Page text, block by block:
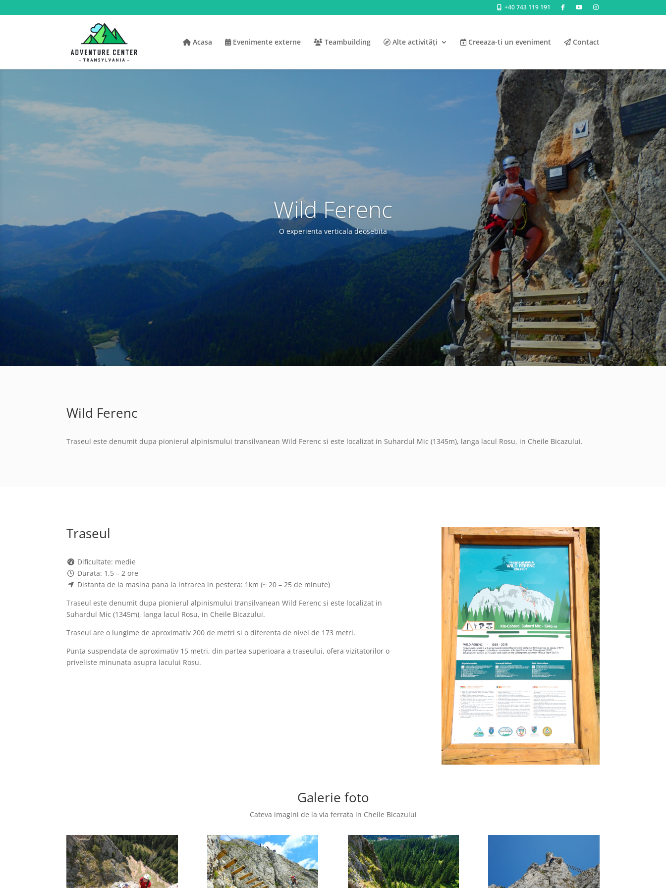
+40 743 119 191
Acasa Evenimente externe Teambuilding Alte activități Creeaza-ti un eveniment Contact
Wild Ferenc
O experienta verticala deosebita
Wild Ferenc
Traseul este denumit dupa pionierul alpinismului transilvanean Wild Ferenc si este localizat in Suhardul Mic (1345m), langa lacul Rosu, in Cheile Bicazului.
Traseul
Dificultate: medie
Durata: 1,5 – 2 ore
Distanta de la masina pana la intrarea in pestera: 1km (~ 20 – 25 de minute)
Traseul este denumit dupa pionierul alpinismului transilvanean Wild Ferenc si este localizat in
Suhardul Mic (1345m), langa lacul Rosu, in Cheile Bicazului.
Traseul are o lungime de aproximativ 200 de metri si o diferenta de nivel de 173 metri.
Punta suspendata de aproximativ 15 metri, din partea superioara a traseului, ofera vizitatorilor o
priveliste minunata asupra lacului Rosu.
Galerie foto
Cateva imagini de la via ferrata in Cheile Bicazului